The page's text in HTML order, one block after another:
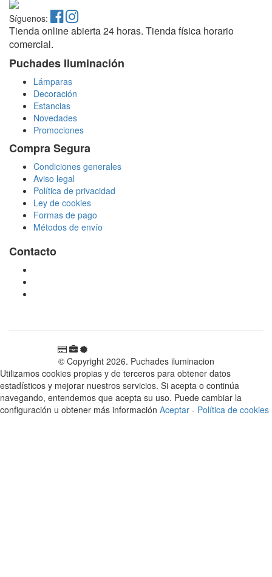
Síguenos:
Tienda online abierta 24 horas. Tienda física horario
comercial.
Puchades Iluminación
Lámparas
Decoración
Estancias
Novedades
Promociones
Compra Segura
Condiciones generales
Aviso legal
Política de privacidad
Ley de cookies
Formas de pago
Métodos de envío
Contacto
© Copyright 2026. Puchades iluminacion
Utilizamos cookies propias y de terceros para obtener datos
estadísticos y mejorar nuestros servicios. Si acepta o continúa
navegando, entendemos que acepta su uso. Puede cambiar la
configuración u obtener más información Aceptar - Política de cookies